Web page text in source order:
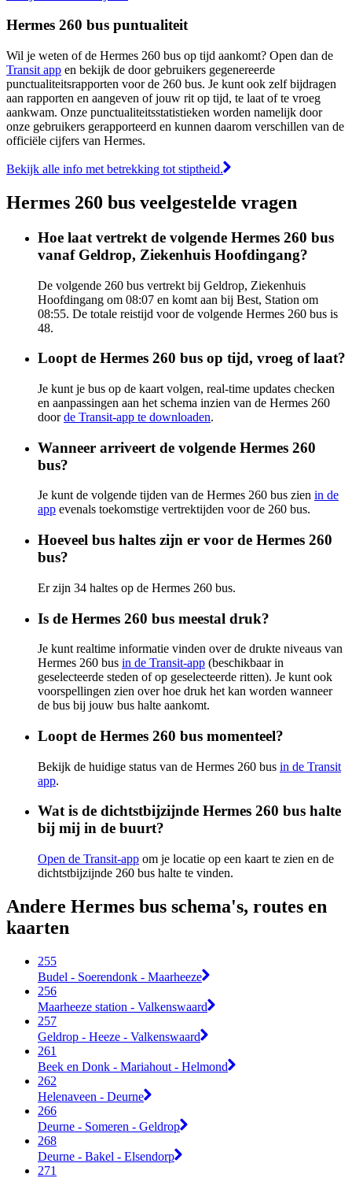
Hermes 260 bus puntualiteit
Wil je weten of de Hermes 260 bus op tijd aankomt? Open dan de
Transit app en bekijk de door gebruikers gegenereerde
punctualiteitsrapporten voor de 260 bus. Je kunt ook zelf bijdragen
aan rapporten en aangeven of jouw rit op tijd, te laat of te vroeg
aankwam. Onze punctualiteitsstatistieken worden namelijk door
onze gebruikers gerapporteerd en kunnen daarom verschillen van de
officiële cijfers van Hermes.
Bekijk alle info met betrekking tot stiptheid.
Hermes 260 bus veelgestelde vragen
Hoe laat vertrekt de volgende Hermes 260 bus
vanaf Geldrop, Ziekenhuis Hoofdingang?
De volgende 260 bus vertrekt bij Geldrop, Ziekenhuis
Hoofdingang om 08:07 en komt aan bij Best, Station om
08:55. De totale reistijd voor de volgende Hermes 260 bus is
48.
Loopt de Hermes 260 bus op tijd, vroeg of laat?
Je kunt je bus op de kaart volgen, real-time updates checken
en aanpassingen aan het schema inzien van de Hermes 260
doorde Transit-app te downloaden.
Wanneer arriveert de volgende Hermes 260
bus?
Je kunt de volgende tijden van de Hermes 260 bus zien in de
app evenals toekomstige vertrektijden voor de 260 bus.
Hoeveel bus haltes zijn er voor de Hermes 260
bus?
Er zijn 34 haltes op de Hermes 260 bus.
Is de Hermes 260 bus meestal druk?
Je kunt realtime informatie vinden over de drukte niveaus van
Hermes 260 bus in de Transit-app (beschikbaar in
geselecteerde steden of op geselecteerde ritten). Je kunt ook
voorspellingen zien over hoe druk het kan worden wanneer
de bus bij jouw bus halte aankomt.
Loopt de Hermes 260 bus momenteel?
Bekijk de huidige status van de Hermes 260 bus in de Transit
app.
Wat is de dichtstbijzijnde Hermes 260 bus halte
bij mij in de buurt?
Open de Transit-app om je locatie op een kaart te zien en de
dichtstbijzijnde 260 bus halte te vinden.
Andere Hermes bus schema's, routes en
kaarten
255
Budel - Soerendonk - Maarheeze
256
Maarheeze station - Valkenswaard
257
Geldrop - Heeze - Valkenswaard
261
Beek en Donk - Mariahout - Helmond
262
Helenaveen - Deurne
266
Deurne - Someren - Geldrop
268
Deurne - Bakel - Elsendorp
271